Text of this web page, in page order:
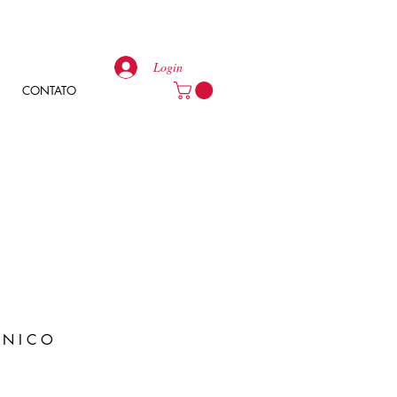
CONTATO
Login
N I C O